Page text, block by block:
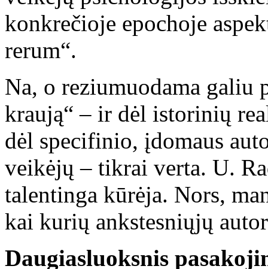
konkrečioje epochoje
rerum“.
Na, o reziumuodama galiu
kraują“ – ir dėl istorinių
dėl specifinio, įdomaus
veikėjų – tikrai verta. U.
talentinga kūrėja. Nors,
kai kurių ankstesniųjų
Daugiasluoksnis